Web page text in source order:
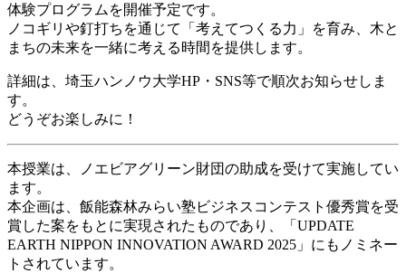
体験プログラムを開催予定です。
ノコギリや釘打ちを通じて「考えてつくる力」を育み、木と
まちの未来を一緒に考える時間を提供します。
詳細は、埼玉ハンノウ大学HP・SNS等で順次お知らせしま
す。
どうぞお楽しみに！
本授業は、ノエビアグリーン財団の助成を受けて実施してい
ます。
本企画は、飯能森林みらい塾ビジネスコンテスト優秀賞を受
賞した案をもとに実現されたものであり、「UPDATE
EARTH NIPPON INNOVATION AWARD 2025」にもノミネー
トされています。